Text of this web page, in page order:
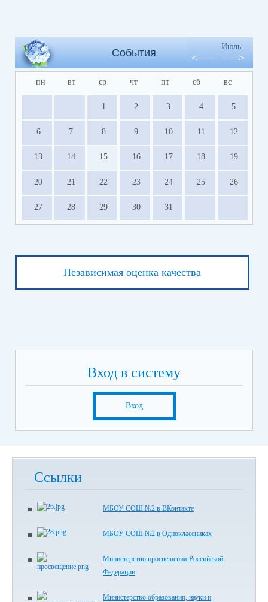
События
Июль
пн вт ср чт пт сб вс
1 2 3 4 5
6 7 8 9 10 11 12
13 14 15 16 17 18 19
20 21 22 23 24 25 26
27 28 29 30 31
Независимая оценка качества
Вход в систему
Вход
Ссылки
МБОУ СОШ №2 в ВКонтакте
МБОУ СОШ №2 в Одноклассниках
Министерство просвещения Российской
Федерации
Министерство образования, науки и